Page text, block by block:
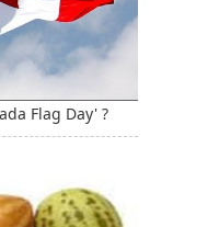
Flag Day' ?